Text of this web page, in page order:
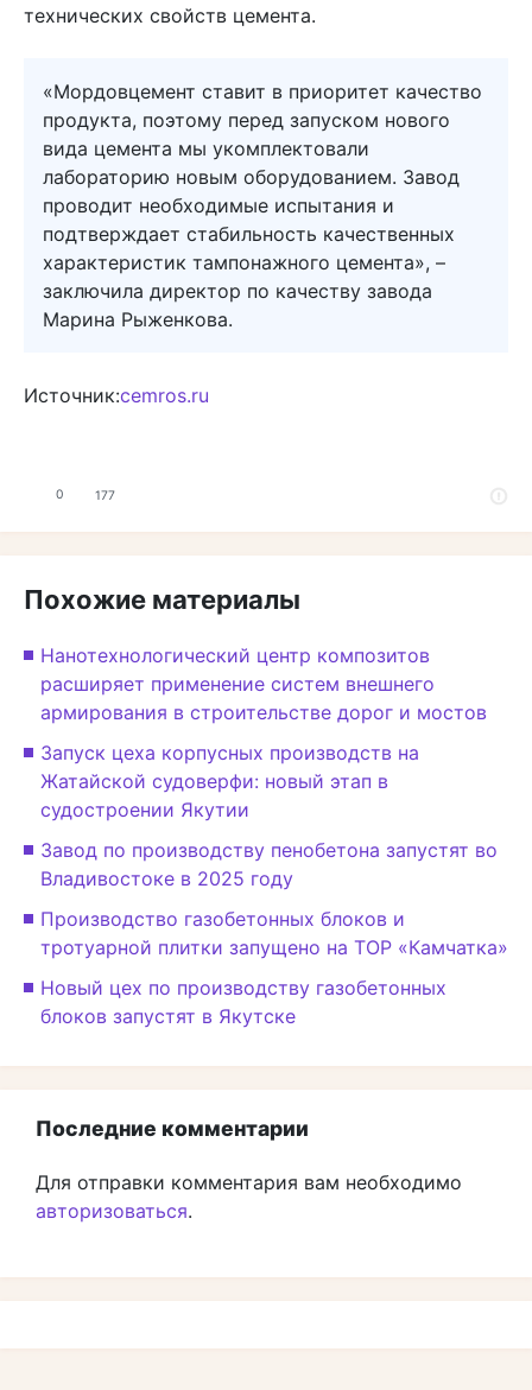
технических свойств цемента.
«Мордовцемент ставит в приоритет качество
продукта, поэтому перед запуском нового
вида цемента мы укомплектовали
лабораторию новым оборудованием. Завод
проводит необходимые испытания и
подтверждает стабильность качественных
характеристик тампонажного цемента», –
заключила директор по качеству завода
Марина Рыженкова.
Источник:cemros.ru
0 177
Похожие материалы
Нанотехнологический центр композитов
расширяет применение систем внешнего
армирования в строительстве дорог и мостов
Запуск цеха корпусных производств на
Жатайской судоверфи: новый этап в
судостроении Якутии
Завод по производству пенобетона запустят во
Владивостоке в 2025 году
Производство газобетонных блоков и
тротуарной плитки запущено на ТОР «Камчатка»
Новый цех по производству газобетонных
блоков запустят в Якутске
Последние комментарии
Для отправки комментария вам необходимо
авторизоваться.